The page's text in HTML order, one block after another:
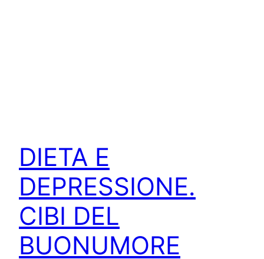
DIETA E
DEPRESSIONE.
CIBI DEL
BUONUMORE